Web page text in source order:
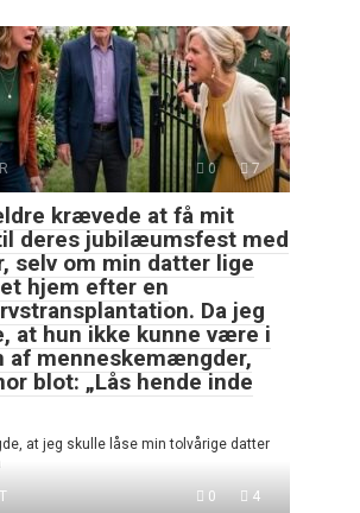
0 7
krævede at få mit
deres jubilæumsfest med
selv om min datter lige
hjem efter en
Da jeg
at hun ikke kunne være i
af menneskemængder,
blot: „Lås hende inde
at jeg skulle låse min tolvårige datter
0 4